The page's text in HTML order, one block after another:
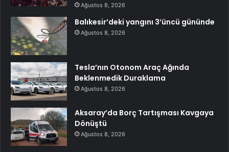
Ağustos 8, 2026
Balıkesir’deki yangını 3’üncü gününde
Ağustos 8, 2026
Tesla’nın Otonom Araç Ağında
Beklenmedik Duraklama
Ağustos 8, 2026
Aksaray’da Borç Tartışması Kavgaya
Dönüştü
Ağustos 8, 2026